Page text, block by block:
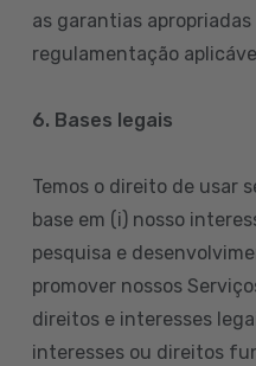
as garantias
regulamentação
6. Bases legais
Temos o direito de usar
base em (i) nosso
pesquisa e
promover nossos
direitos e interesses
interesses ou direitos